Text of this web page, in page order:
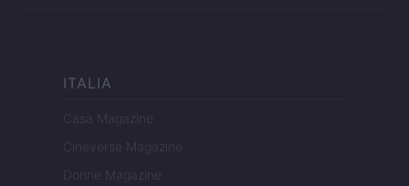
ITALIA
Casa Magazine
Cineverse Magazine
Donne Magazine